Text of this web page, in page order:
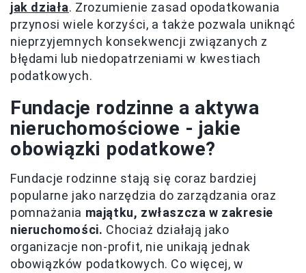
jak działa. Zrozumienie zasad opodatkowania
przynosi wiele korzyści, a także pozwala uniknąć
nieprzyjemnych konsekwencji związanych z
błędami lub niedopatrzeniami w kwestiach
podatkowych.
Fundacje rodzinne a aktywa
nieruchomościowe - jakie
obowiązki podatkowe?
Fundacje rodzinne stają się coraz bardziej
popularne jako narzędzia do zarządzania oraz
pomnażania majątku, zwłaszcza w zakresie
nieruchomości. Chociaż działają jako
organizacje non-profit, nie unikają jednak
obowiązków podatkowych. Co więcej, w